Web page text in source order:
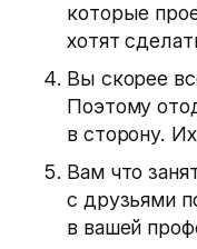
которые
хотят
Вы скорее
Поэтому
в сторону.
Вам что
с друзьями
в вашей